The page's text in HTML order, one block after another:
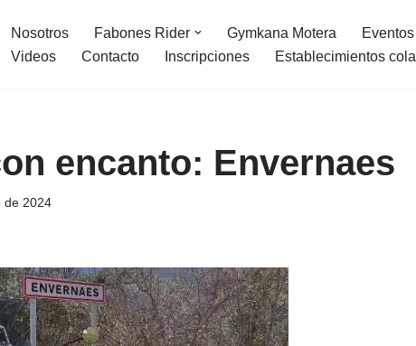
Nosotros Fabones Rider Gymkana Motera Eventos
Videos
Contacto Inscripciones Establecimientos
encanto: Envernaes
de 2024